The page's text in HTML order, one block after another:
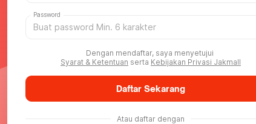
Password
Dengan mendaftar, saya menyetujui
Syarat & Ketentuan serta Kebijakan Privasi Jakmall
Daftar Sekarang
Atau daftar dengan